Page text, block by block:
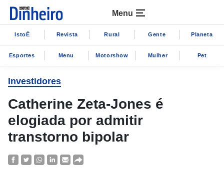
Menu
IstoÉ Revista Rural Gente Planeta
Esportes Menu Motorshow Mulher Pet
Investidores
Catherine Zeta-Jones é
elogiada por admitir
transtorno bipolar